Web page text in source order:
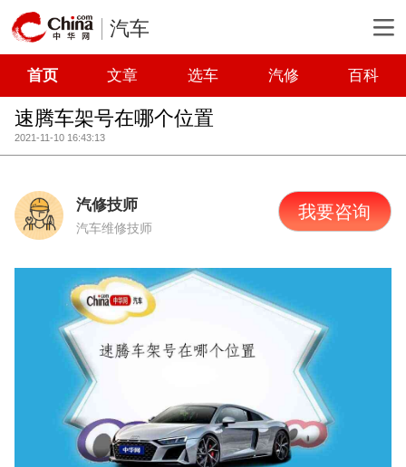
汽车
首页 文章 选车 汽修 百科
速腾车架号在哪个位置
2021-11-10 16:43:13
汽修技师
汽车维修技师
我要咨询